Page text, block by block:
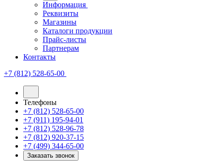
Информация
Реквизиты
Магазины
Каталоги продукции
Прайс-листы
Партнерам
Контакты
+7 (812) 528-65-00
Телефоны
+7 (812) 528-65-00
+7 (911) 195-94-01
+7 (812) 528-96-78
+7 (812) 920-37-15
+7 (499) 344-65-00
Заказать звонок